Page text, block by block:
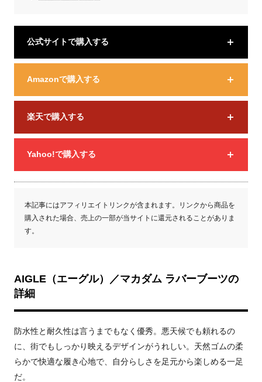
公式サイトで購入する
Amazonで購入する
楽天で購入する
Yahoo!で購入する
本記事にはアフィリエイトリンクが含まれます。リンクから商品を
購入された場合、売上の一部が当サイトに還元されることがありま
す。
AIGLE（エーグル）／マカダム ラバーブーツの
詳細
防水性と耐久性は言うまでもなく優秀。悪天候でも頼れるの
に、街でもしっかり映えるデザインがうれしい。天然ゴムの柔
らかで快適な履き心地で、自分らしさを足元から楽しめる一足
だ。